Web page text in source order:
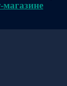
магазине